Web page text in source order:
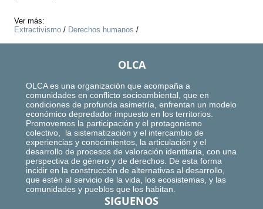
Ver más:
Extractivismo / Derechos humanos /
OLCA
OLCA es una organización que acompaña a
comunidades en conflicto socioambiental, que en
condiciones de profunda asimetría, enfrentan un modelo
económico depredador impuesto en los territorios.
Promovemos la participación y el protagonismo
colectivo, la sistematización y el intercambio de
experiencias y conocimientos, la articulación y el
desarrollo de procesos de valoración identitaria, con una
perspectiva de género y de derechos. De esta forma
incidir en la construcción de alternativas al desarrollo,
que estén al servicio de la vida, los ecosistemas, y las
comunidades y pueblos que los habitan.
SIGUENOS